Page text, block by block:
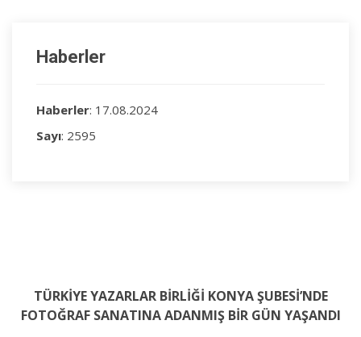
Haberler
Haberler: 17.08.2024
Sayı: 2595
TÜRKİYE YAZARLAR BİRLİĞİ KONYA ŞUBESİ’NDE
FOTOĞRAF SANATINA ADANMIŞ BİR GÜN YAŞANDI